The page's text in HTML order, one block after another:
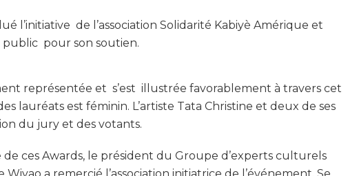
l’initiative de l’association Solidarité Kabiyè Amérique et
public pour son soutien.
représentée et s’est illustrée favorablement à travers cet
lauréats est féminin. L’artiste Tata Christine et deux de ses
du jury et des votants.
ces Awards, le président du Groupe d’experts culturels